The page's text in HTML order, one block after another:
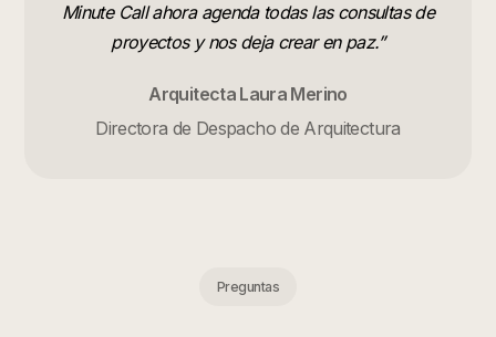
Minute Call ahora agenda todas las consultas de
proyectos y nos deja crear en paz.”
Arquitecta Laura Merino
Directora de Despacho de Arquitectura
Preguntas